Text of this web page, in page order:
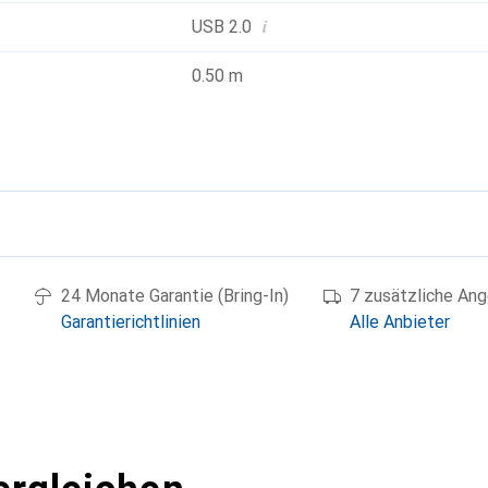
USB 2.0 i
0.50 m
24 Monate Garantie (Bring-In)
Garantierichtlinien
7 zusätzliche
Alle Anbieter